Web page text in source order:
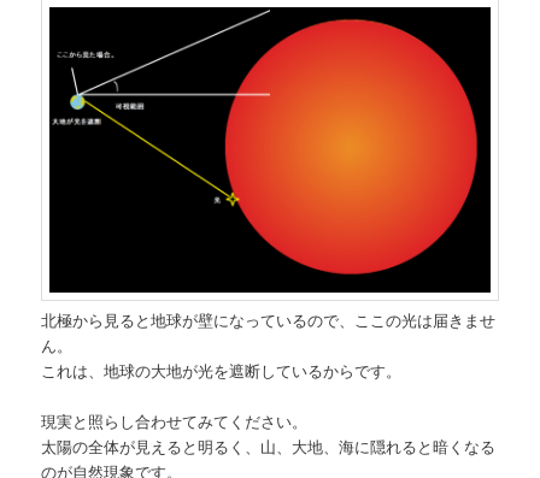
北極から見ると地球が壁になっているので、ここの光は届きませ
ん。
これは、地球の大地が光を遮断しているからです。
現実と照らし合わせてみてください。
太陽の全体が見えると明るく、山、大地、海に隠れると暗くなる
のが自然現象です。